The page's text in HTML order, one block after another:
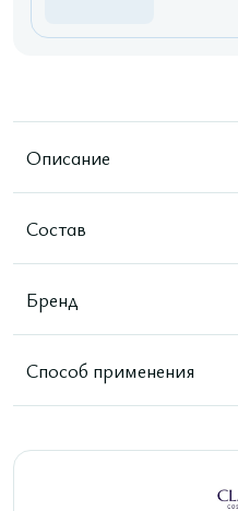
Описание
Состав
Бренд
Способ применения